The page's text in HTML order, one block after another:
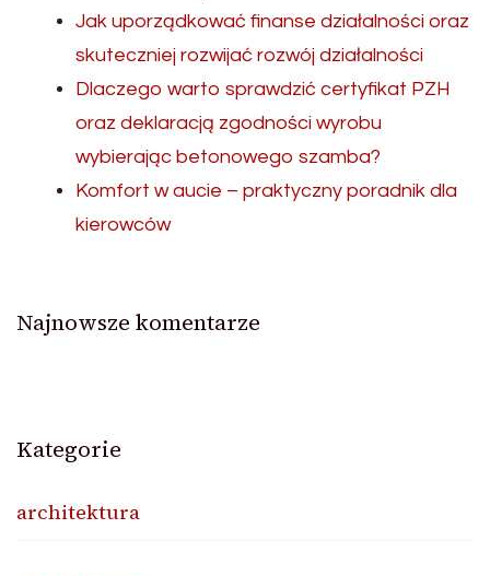
Jak uporządkować finanse działalności oraz
skuteczniej rozwijać rozwój działalności
Dlaczego warto sprawdzić certyfikat PZH
oraz deklaracją zgodności wyrobu
wybierając betonowego szamba?
Komfort w aucie – praktyczny poradnik dla
kierowców
Najnowsze komentarze
Kategorie
architektura